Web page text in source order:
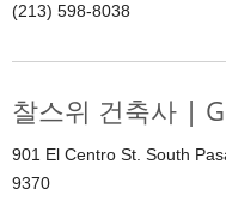
(213) 598-8038
찰스위 건축사 |
901 El Centro St. South
9370